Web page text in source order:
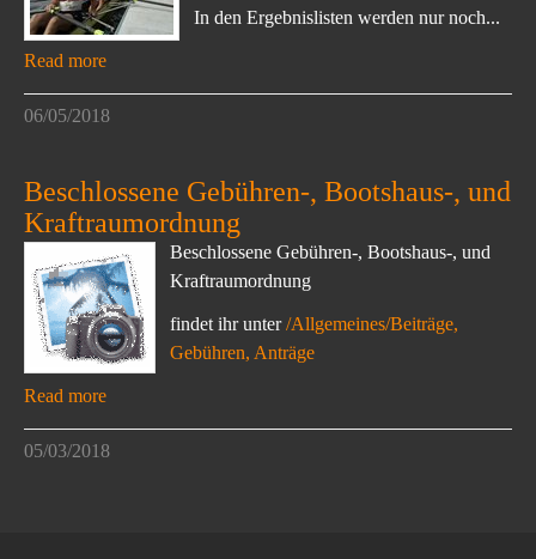
In den Ergebnislisten werden nur noch...
Read more
06/05/2018
Beschlossene Gebühren-, Bootshaus-, und
Kraftraumordnung
Beschlossene Gebühren-, Bootshaus-, und
Kraftraumordnung
findet ihr unter/Allgemeines/Beiträge,
Gebühren, Anträge
Read more
05/03/2018